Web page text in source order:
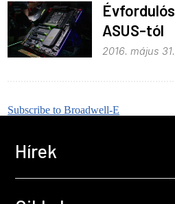
ASUS-tól
2016. május
Subscribe to Broadwell-E
Hírek